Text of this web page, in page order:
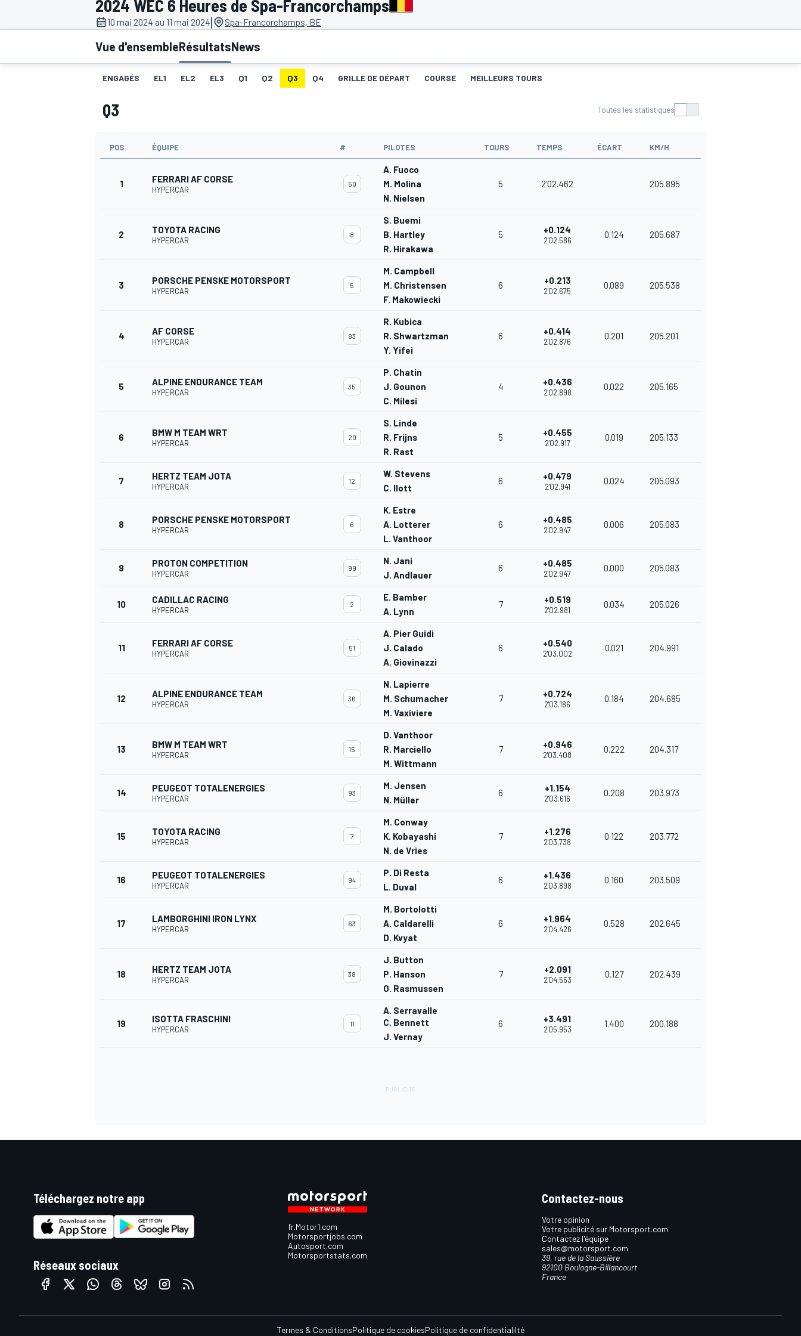
AUTRES CHAMPIONNATS
2024 WEC 6 Heures de Spa-Francorchamps
10 mai 2024 au 11 mai 2024| Spa-Francorchamps, BE
Vue d'ensembleRésultatsNews
ENGAGÉS EL1 EL2 EL3 Q1 Q2 Q3 Q4 GRILLE DE DÉPART COURSE MEILLEURS TOURS
Q3 Toutes les statistiques
POS. ÉQUIPE # PILOTES TOURS TEMPS ÉCART KM/H
1 FERRARI AF CORSE
HYPERCAR
50
A. Fuoco
M. Molina
N. Nielsen
5 2'02.462 205.895
2 TOYOTA RACING
HYPERCAR
8
S. Buemi
B. Hartley
R. Hirakawa
5 +0.124
2'02.586
0.124 205.687
3 PORSCHE PENSKE MOTORSPORT
HYPERCAR
5
M. Campbell
M. Christensen
F. Makowiecki
6 +0.213
2'02.675
0.089 205.538
4 AF CORSE
HYPERCAR
83
R. Kubica
R. Shwartzman
Y. Yifei
6 +0.414
2'02.876
0.201 205.201
5 ALPINE ENDURANCE TEAM
HYPERCAR
35
P. Chatin
J. Gounon
C. Milesi
4 +0.436
2'02.898
0.022 205.165
6 BMW M TEAM WRT
HYPERCAR
20
S. Linde
R. Frijns
R. Rast
5 +0.455
2'02.917
0.019 205.133
7 HERTZ TEAM JOTA
HYPERCAR
12
W. Stevens
C. Ilott
6 +0.479
2'02.941
0.024 205.093
8 PORSCHE PENSKE MOTORSPORT
HYPERCAR
6
K. Estre
A. Lotterer
L. Vanthoor
6 +0.485
2'02.947
0.006 205.083
9 PROTON COMPETITION
HYPERCAR
99
N. Jani
J. Andlauer
6 +0.485
2'02.947
0.000 205.083
10 CADILLAC RACING
HYPERCAR
2
E. Bamber
A. Lynn
7 +0.519
2'02.981
0.034 205.026
11 FERRARI AF CORSE
HYPERCAR
51
A. Pier Guidi
J. Calado
A. Giovinazzi
6 +0.540
2'03.002
0.021 204.991
12 ALPINE ENDURANCE TEAM
HYPERCAR
36
N. Lapierre
M. Schumacher
M. Vaxiviere
7 +0.724
2'03.186
0.184 204.685
13 BMW M TEAM WRT
HYPERCAR
15
D. Vanthoor
R. Marciello
M. Wittmann
7 +0.946
2'03.408
0.222 204.317
14 PEUGEOT TOTALENERGIES
HYPERCAR
93
M. Jensen
N. Müller
6 +1.154
2'03.616
0.208 203.973
15 TOYOTA RACING
HYPERCAR
7
M. Conway
K. Kobayashi
N. de Vries
7 +1.276
2'03.738
0.122 203.772
16 PEUGEOT TOTALENERGIES
HYPERCAR
94
P. Di Resta
L. Duval
6 +1.436
2'03.898
0.160 203.509
17 LAMBORGHINI IRON LYNX
HYPERCAR
63
M. Bortolotti
A. Caldarelli
D. Kvyat
6 +1.964
2'04.426
0.528 202.645
18 HERTZ TEAM JOTA
HYPERCAR
38
J. Button
P. Hanson
O. Rasmussen
7 +2.091
2'04.553
0.127 202.439
19 ISOTTA FRASCHINI
HYPERCAR
11
A. Serravalle
C. Bennett
J. Vernay
6 +3.491
2'05.953
1.400 200.188
Téléchargez notre app
Réseaux sociaux
fr.Motor1.com
Motorsportjobs.com
Autosport.com
Motorsportstats.com
Contactez-nous
Votre opinion
Votre publicité sur Motorsport.com
Contactez l'équipe
sales@motorsport.com
39, rue de la Saussière
92100 Boulogne-Billancourt
France
Termes & ConditionsPolitique de cookiesPolitique de confidentialilté